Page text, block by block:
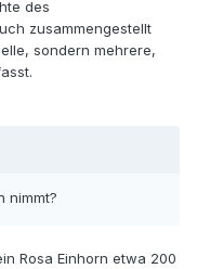
des
zusammengestellt
sondern mehrere,
nimmt?
Rosa Einhorn etwa 200